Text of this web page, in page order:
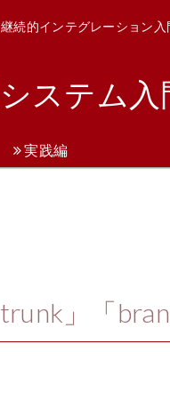
継続的インテグレーション入
ステム入
実践編
」「